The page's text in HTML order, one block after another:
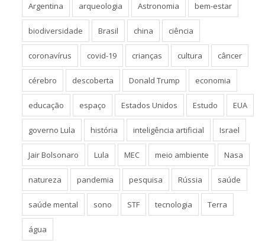
Argentina arqueologia Astronomia bem-estar
biodiversidade Brasil china ciência
coronavírus covid-19 crianças cultura câncer
cérebro descoberta Donald Trump economia
educação espaço Estados Unidos Estudo EUA
governo Lula história inteligência artificial Israel
Jair Bolsonaro Lula MEC meio ambiente Nasa
natureza pandemia pesquisa Rússia saúde
saúde mental sono STF tecnologia Terra
água